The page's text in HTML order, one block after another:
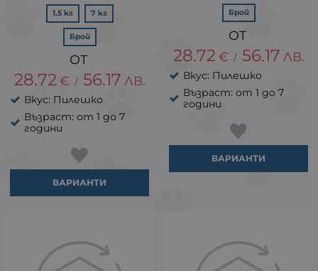
1.5 кг 7 кг
Брой
28.72 € / 56.17 ЛВ.
Вкус: Пилешко
Възраст: от 1 до 7
години
ВАРИАНТИ
Брой
28.72 € / 56.17 ЛВ.
Вкус: Пилешко
Възраст: от 1 до 7
години
ВАРИАНТИ